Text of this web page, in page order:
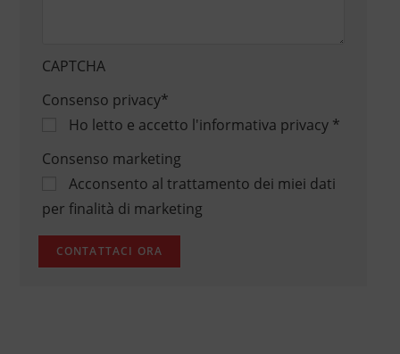
CAPTCHA
Consenso privacy*
Ho letto e accetto l'informativa privacy*
Consenso marketing
Acconsento al trattamento dei miei dati
per finalità di marketing